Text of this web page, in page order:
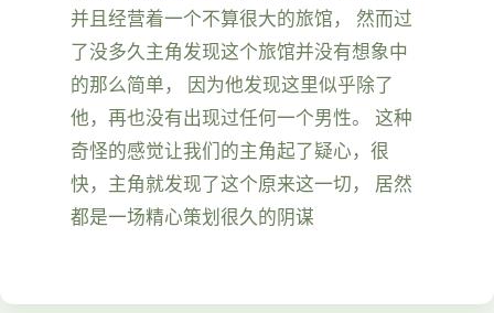
并且经营着一个不算很大的旅馆， 然而过
了没多久主角发现这个旅馆并没有想象中
的那么简单， 因为他发现这里似乎除了
他，再也没有出现过任何一个男性。 这种
奇怪的感觉让我们的主角起了疑心，很
快，主角就发现了这个原来这一切， 居然
都是一场精心策划很久的阴谋